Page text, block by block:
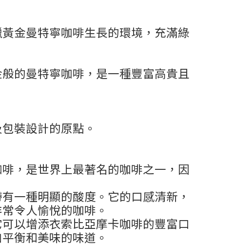
金曼特寧咖啡生長的環境，充滿綠
的曼特寧咖啡，是一種豐富高貴且
裝設計的原點。
，是世界上最著名的咖啡之一，因
一種明顯的酸度。它的口感清新，
令人愉悅的咖啡。
以增添衣索比亞摩卡咖啡的豐富口
衡和美味的味道。